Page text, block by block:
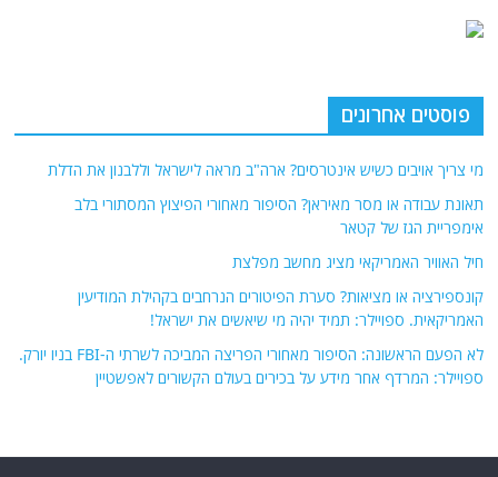
פוסטים אחרונים
מי צריך אויבים כשיש אינטרסים? ארה"ב מראה לישראל וללבנון את הדלת
תאונת עבודה או מסר מאיראן? הסיפור מאחורי הפיצוץ המסתורי בלב
אימפריית הגז של קטאר
חיל האוויר האמריקאי מציג מחשב מפלצת
קונספירציה או מציאות? סערת הפיטורים הנרחבים בקהילת המודיעין
האמריקאית. ספויילר: תמיד יהיה מי שיאשים את ישראל!
לא הפעם הראשונה: הסיפור מאחורי הפריצה המביכה לשרתי ה-FBI בניו יורק.
ספויילר: המרדף אחר מידע על בכירים בעולם הקשורים לאפשטיין